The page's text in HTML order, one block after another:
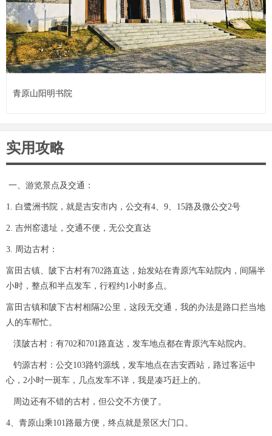
青原山阳明书院
实用攻略
一、游览景点及交通：
1. 白鹭洲书院，就是吉安市内，公交有4、9、15路及微公交2号
2. 吉州窑遗址，交通不便，无公交直达
3. 周边古村：
富田古镇、陂下古村有702路直达，始发站在青原汽车站院内，间隔半
小时，整点和半点发车，行程约1小时多点。
富田古镇和陂下古村相隔2公里，这段无交通，我的办法是路口拦当地
人的车帮忙。
渼陂古村：有702和701路直达，发车地点都在青原汽车站院内。
钓源古村：公交103路钓源线，发车地点在吉安西站，路过客运中
心，2小时一斑车，几点发车不详，我是凑巧赶上的。
周边还有不错的古村，但公交不方便了。
4、青原山乘101路最方便，终点就是景区大门口。